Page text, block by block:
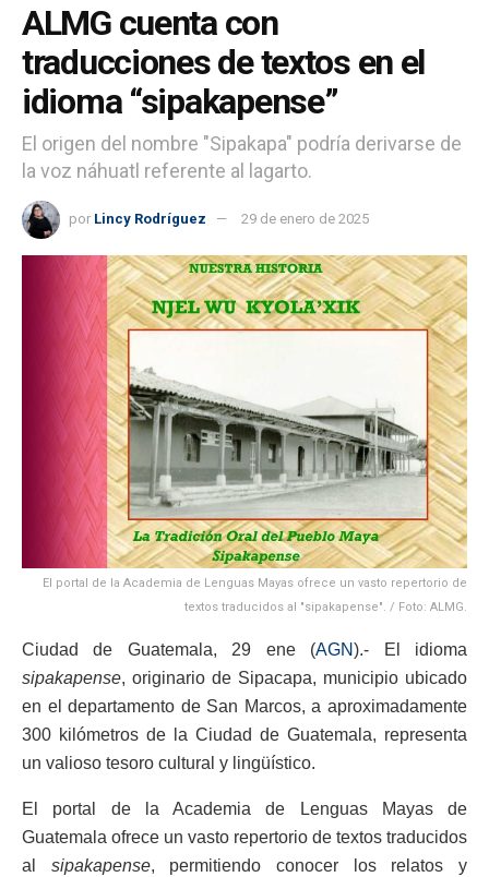
ALMG cuenta con
traducciones de textos en el
idioma “sipakapense”
El origen del nombre "Sipakapa" podría derivarse de
la voz náhuatl referente al lagarto.
por Lincy Rodríguez 29 de enero de 2025
El portal de la Academia de Lenguas Mayas ofrece un vasto repertorio de
textos traducidos al "sipakapense". / Foto: ALMG.
Ciudad de Guatemala, 29 ene (AGN).- El idioma
sipakapense, originario de Sipacapa, municipio ubicado
en el departamento de San Marcos, a aproximadamente
300 kilómetros de la Ciudad de Guatemala, representa
un valioso tesoro cultural y lingüístico.
El portal de la Academia de Lenguas Mayas de
Guatemala ofrece un vasto repertorio de textos traducidos
al sipakapense, permitiendo conocer los relatos y